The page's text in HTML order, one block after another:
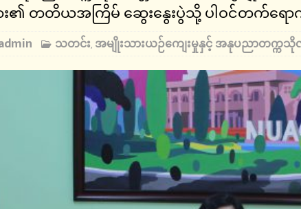
း၏ တတိယအကြိမ် ဆွေးနွေးပွဲသို့ ပါဝင်တက်ရောက်
သတင်း, အမျိုးသားယဉ်ကျေးမှုနှင့် အနုပညာတက္ကသို